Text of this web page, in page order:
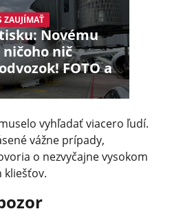
ZAUJÍMAŤ
Novému
ničoho nič
FOTO a
vyhľadať viacero ľudí.
vážne prípady,
o nezvyčajne vysokom
kliešťov.